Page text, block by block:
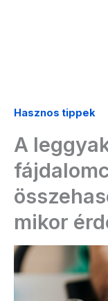
Hasznos tippek
A
mikor